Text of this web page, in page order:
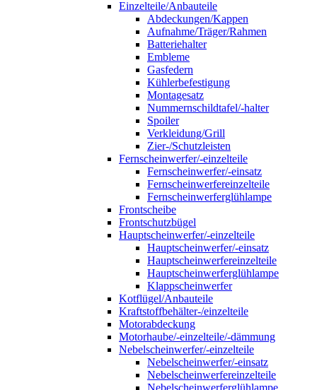
Einzelteile/Anbauteile
Abdeckungen/Kappen
Aufnahme/Träger/Rahmen
Batteriehalter
Embleme
Gasfedern
Kühlerbefestigung
Montagesatz
Nummernschildtafel/-halter
Spoiler
Verkleidung/Grill
Zier-/Schutzleisten
Fernscheinwerfer/-einzelteile
Fernscheinwerfer/-einsatz
Fernscheinwerfereinzelteile
Fernscheinwerferglühlampe
Frontscheibe
Frontschutzbügel
Hauptscheinwerfer/-einzelteile
Hauptscheinwerfer/-einsatz
Hauptscheinwerfereinzelteile
Hauptscheinwerferglühlampe
Klappscheinwerfer
Kotflügel/Anbauteile
Kraftstoffbehälter-/einzelteile
Motorabdeckung
Motorhaube/-einzelteile/-dämmung
Nebelscheinwerfer/-einzelteile
Nebelscheinwerfer/-einsatz
Nebelscheinwerfereinzelteile
Nebelscheinwerferglühlampe